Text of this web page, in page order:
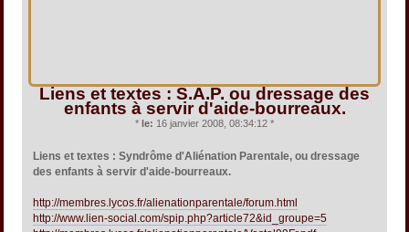
Liens et textes : S.A.P. ou dressage des
enfants à servir d'aide-bourreaux.
* le: 16 janvier 2008, 08:34:12 *
Liens et textes : Syndrôme d'Aliénation Parentale, ou dressage
des enfants à servir d'aide-bourreaux.
http://membres.lycos.fr/alienationparentale/forum.html
http://www.lien-social.com/spip.php?article72&id_groupe=5